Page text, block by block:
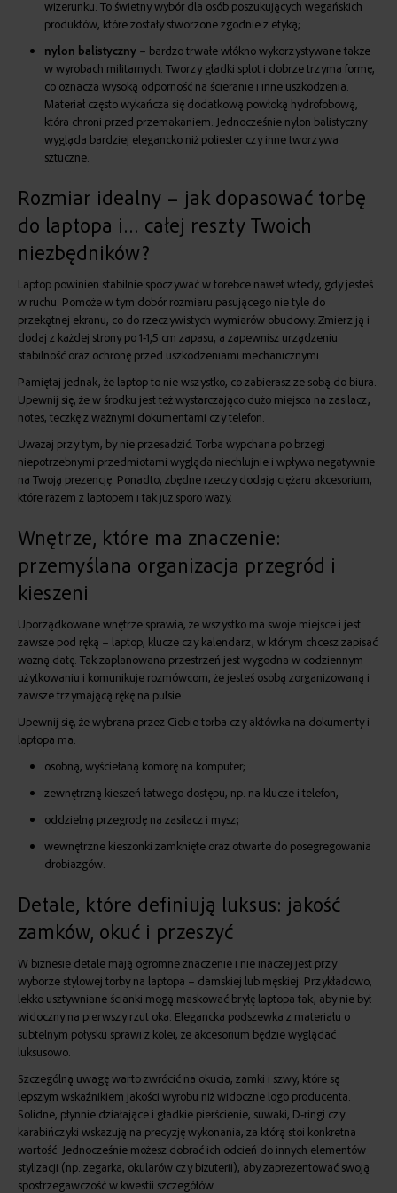
wizerunku. To świetny wybór dla osób poszukujących wegańskich
produktów, które zostały stworzone zgodnie z etyką;
nylon balistyczny – bardzo trwałe włókno wykorzystywane także
w wyrobach militarnych. Tworzy gładki splot i dobrze trzyma formę,
co oznacza wysoką odporność na ścieranie i inne uszkodzenia.
Materiał często wykańcza się dodatkową powłoką hydrofobową,
która chroni przed przemakaniem. Jednocześnie nylon balistyczny
wygląda bardziej elegancko niż poliester czy inne tworzywa
sztuczne.
Rozmiar idealny – jak dopasować torbę
do laptopa i… całej reszty Twoich
niezbędników?
Laptop powinien stabilnie spoczywać w torebce nawet wtedy, gdy jesteś
w ruchu. Pomoże w tym dobór rozmiaru pasującego nie tyle do
przekątnej ekranu, co do rzeczywistych wymiarów obudowy. Zmierz ją i
dodaj z każdej strony po 1-1,5 cm zapasu, a zapewnisz urządzeniu
stabilność oraz ochronę przed uszkodzeniami mechanicznymi.
Pamiętaj jednak, że laptop to nie wszystko, co zabierasz ze sobą do biura.
Upewnij się, że w środku jest też wystarczająco dużo miejsca na zasilacz,
notes, teczkę z ważnymi dokumentami czy telefon.
Uważaj przy tym, by nie przesadzić. Torba wypchana po brzegi
niepotrzebnymi przedmiotami wygląda niechlujnie i wpływa negatywnie
na Twoją prezencję. Ponadto, zbędne rzeczy dodają ciężaru akcesorium,
które razem z laptopem i tak już sporo waży.
Wnętrze, które ma znaczenie:
przemyślana organizacja przegród i
kieszeni
Uporządkowane wnętrze sprawia, że wszystko ma swoje miejsce i jest
zawsze pod ręką – laptop, klucze czy kalendarz, w którym chcesz zapisać
ważną datę. Tak zaplanowana przestrzeń jest wygodna w codziennym
użytkowaniu i komunikuje rozmówcom, że jesteś osobą zorganizowaną i
zawsze trzymającą rękę na pulsie.
Upewnij się, że wybrana przez Ciebie torba czyaktówka na dokumenty i
laptopa ma:
osobną, wyściełaną komorę na komputer;
zewnętrzną kieszeń łatwego dostępu, np. na klucze i telefon,
oddzielną przegrodę na zasilacz i mysz;
wewnętrzne kieszonki zamknięte oraz otwarte do posegregowania
drobiazgów.
Detale, które definiują luksus: jakość
zamków, okuć i przeszyć
W biznesie detale mają ogromne znaczenie i nie inaczej jest przy
wyborze stylowej torby na laptopa – damskiej lub męskiej. Przykładowo,
lekko usztywniane ścianki mogą maskować bryłę laptopa tak, aby nie był
widoczny na pierwszy rzut oka. Elegancka podszewka z materiału o
subtelnym połysku sprawi z kolei, że akcesorium będzie wyglądać
luksusowo.
Szczególną uwagę warto zwrócić na okucia, zamki i szwy, które są
lepszym wskaźnikiem jakości wyrobu niż widoczne logo producenta.
Solidne, płynnie działające i gładkie pierścienie, suwaki, D-ringi czy
karabińczyki wskazują na precyzję wykonania, za którą stoi konkretna
wartość. Jednocześnie możesz dobrać ich odcień do innych elementów
stylizacji (np. zegarka, okularów czy biżuterii), aby zaprezentować swoją
spostrzegawczość w kwestii szczegółów.